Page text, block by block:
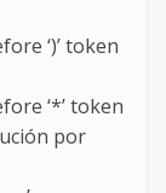
‘)’ token
‘*’ token
por